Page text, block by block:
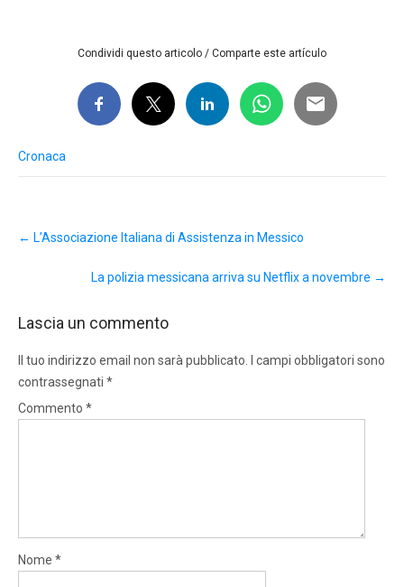
Condividi questo articolo / Comparte este artículo
Cronaca
navigation
← L’Associazione Italiana di Assistenza in Messico
La polizia messicana arriva su Netflix a novembre →
Lascia un commento
Il tuo indirizzo email non sarà pubblicato.
I campi obbligatori sono
contrassegnati *
Commento *
Nome *